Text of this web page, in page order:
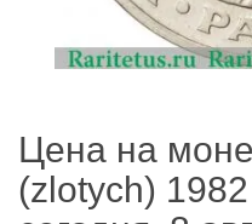
Цена на
(zlotych)